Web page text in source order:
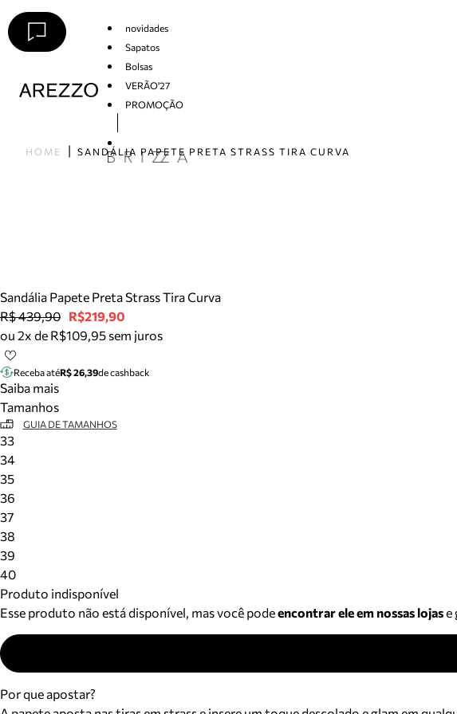
novidades
Sapatos
Bolsas
VERÃO'27
PROMOÇÃO
HOME SANDÁLIA PAPETE PRETA STRASS TIRA CURVA
Sandália Papete Preta Strass Tira Curva
R$ 439,90 R$219,90
ou 2x de R$109,95 sem juros
Receba atéR$ 26,39de cashback
Saiba mais
Tamanhos
GUIA DE TAMANHOS
33
34
35
36
37
38
39
40
Produto indisponível
Esse produto não está disponível, mas você podeencontrar ele em nossas lojase
Por que apostar?